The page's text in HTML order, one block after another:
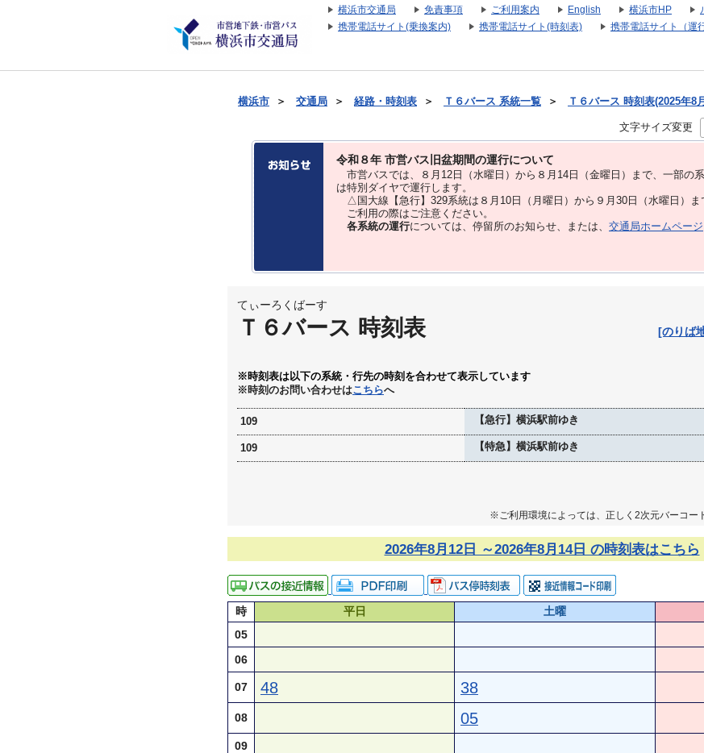
横浜市交通局 免責事項 ご利用案内 English 横浜市HP
携帯電話サイト(乗換案内)
携帯電話サイト(時刻表) 携帯電話サイト（運
横浜市 ＞ 交通局 ＞ 経路・時刻表 ＞ Ｔ６バース 系統一覧 ＞ Ｔ６バース 時刻表(2025年8
文字サイズ変更
令和８年 市営バス旧盆期間の運行について
市営バスでは、８⽉12⽇（水曜日）から８⽉14⽇（金曜日）まで、⼀部の
は特別ダイヤで運⾏します。
△国大線【急行】329系統は８月10日（月曜日）から９月30日（水曜日）ま
ご利用の際はご注意ください。
各系統の運行については、停留所のお知らせ、または、 交通局ホームページ
てぃーろくばーす
Ｔ６バース 時刻表 [のりば
※時刻表は以下の系統・行先の時刻を合わせて表示しています
※時刻のお問い合わせはこちらへ
109 【急行】横浜駅前ゆき
109 【特急】横浜駅前ゆき
※ご利用環境によっては、正しく2次元バーコー
2026年8月12日 ～2026年8月14日 の時刻表はこちら
時 平日 土曜
05
06
07 48 38
08 05
09